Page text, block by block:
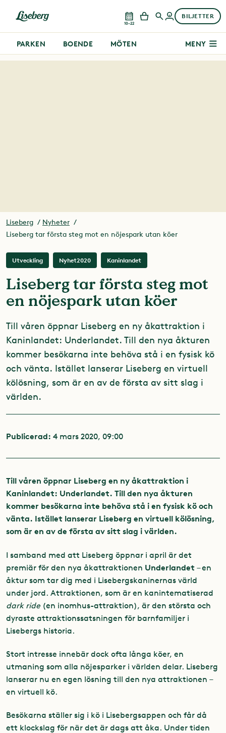
10–22
BILJETTER
PARKEN BOENDE MÖTEN MENY
Liseberg
Nyheter
Liseberg tar första steg mot en nöjespark utan köer
Utveckling Nyhet2020 Kaninlandet
Liseberg tar första steg mot
en nöjespark utan köer
Till våren öppnar Liseberg en ny åkattraktion i
Kaninlandet: Underlandet. Till den nya åkturen
kommer besökarna inte behöva stå i en fysisk kö
och vänta. Istället lanserar Liseberg en virtuell
kölösning, som är en av de första av sitt slag i
världen.
Publicerad: 4 mars 2020, 09:00
Till våren öppnar Liseberg en ny åkattraktion i
Kaninlandet: Underlandet. Till den nya åkturen
kommer besökarna inte behöva stå i en fysisk kö och
vänta. Istället lanserar Liseberg en virtuell kölösning,
som är en av de första av sitt slag i världen.
I samband med att Liseberg öppnar i april är det
premiär för den nya åkattraktionen Underlandet – en
åktur som tar dig med i Lisebergskaninernas värld
under jord. Attraktionen, som är en kanintematiserad
dark ride (en inomhus-attraktion), är den största och
dyraste attraktionssatsningen för barnfamiljer i
Lisebergs historia.
Stort intresse innebär dock ofta långa köer, en
utmaning som alla nöjesparker i världen delar. Liseberg
lanserar nu en egen lösning till den nya attraktionen –
en virtuell kö.
Besökarna ställer sig i kö i Lisebergsappen och får då
ett klockslag för när det är dags att åka. Under tiden